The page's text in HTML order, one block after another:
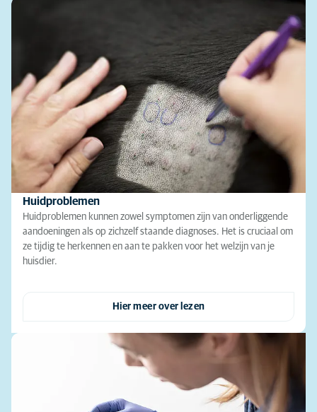
Huidproblemen
Huidproblemen kunnen zowel symptomen zijn van onderliggende
aandoeningen als op zichzelf staande diagnoses. Het is cruciaal om
ze tijdig te herkennen en aan te pakken voor het welzijn van je
huisdier.
Hier meer over lezen